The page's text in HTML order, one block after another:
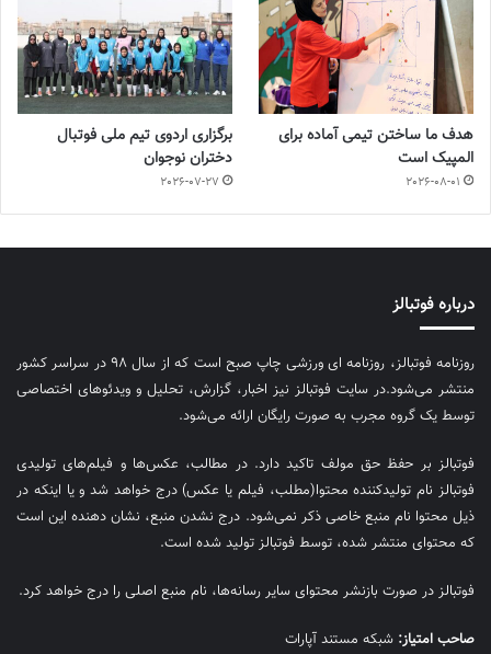
هدف ما ساختن تیمی آماده برای
المپیک است
2026-08-01
برگزاری اردوی تیم ملی فوتبال
دختران نوجوان
2026-07-27
درباره فوتبالز
روزنامه فوتبالز، روزنامه ای ورزشی چاپ صبح است که از سال ۹۸ در سراسر کشور
منتشر می‌شود.در سایت فوتبالز نیز اخبار، گزارش، تحلیل و ویدئوهای اختصاصی
توسط یک گروه مجرب به صورت رایگان ارائه می‌شود.
فوتبالز بر حفظ حق مولف تاکید دارد. در مطالب، عکس‌ها و فیلم‌های تولیدی
فوتبالز نام تولیدکننده محتوا(مطلب، فیلم یا عکس) درج خواهد شد و یا اینکه در
ذیل محتوا نام منبع خاصی ذکر نمی‌‎شود. درج نشدن منبع، نشان دهنده این است
که محتوای منتشر شده، توسط فوتبالز تولید شده است.
فوتبالز در صورت بازنشر محتوای سایر رسانه‌ها، نام منبع اصلی را درج خواهد کرد.
صاحب امتیاز: شبکه مستند آپارات